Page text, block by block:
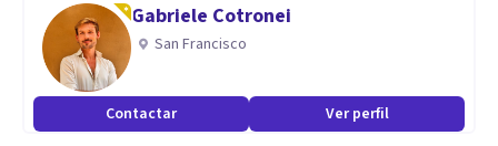
Gabriele Cotronei
San Francisco
Contactar Ver perfil